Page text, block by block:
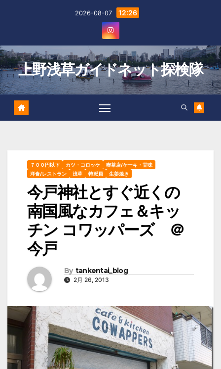
2026-08-07 12:26
上野浅草ガイドネット探検隊
７００円以下 カツ・コロッケ
喫茶店/ケーキ・甘味
洋食/レストラン
浅草 特派員 生姜焼き
今戸神社とすぐ近くの
南国風なカフェ＆キッ
チン コワッパーズ ＠
今戸
By tankentai_blog
2月 26, 2013